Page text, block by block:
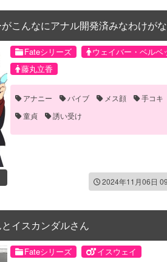
こんなにアナル開発済みなわけが
Fateシリーズ
ウェイバー・ベルベ
藤丸立香
アナニー バイブ メス顔
手コキ
童貞
誘い受け
2024年11月06日
イスカンダルさん
Fateシリーズ
イスウェイ